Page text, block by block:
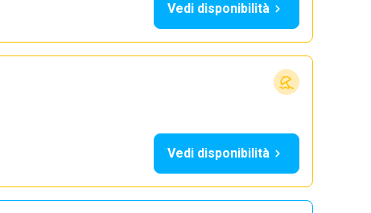
Vedi disponibilità
Vedi disponibilità